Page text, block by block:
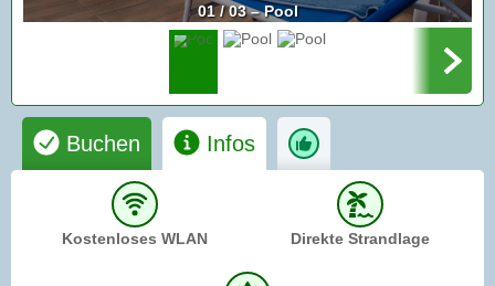
01 / 03 – Pool
Buchen Infos
Kostenloses WLAN Direkte Strandlage